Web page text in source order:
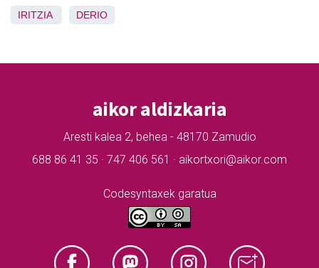
IRITZIA DERIO
aikor aldizkaria
Aresti kalea 2, behea - 48170 Zamudio
688 86 41 35 · 747 406 561 · aikortxori@aikor.com
Codesyntaxek garatua